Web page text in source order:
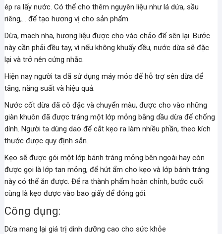
ép ra lấy nước. Có thể cho thêm nguyên liệu như lá dứa, sầu
riêng,… để tạo hương vị cho sản phẩm.
Dừa, mạch nha, hương liệu được cho vào chảo để sên lại. Bước
này cần phải đều tay, vì nếu không khuấy đều, nước dừa sẽ đặc
lại và trở nên cứng nhắc.
Hiện nay người ta đã sử dụng máy móc để hỗ trợ sên dừa để
tăng, năng suất và hiệu quả.
Nước cốt dừa đã cô đặc và chuyển màu, được cho vào những
giàn khuôn đã được tráng một lớp mỏng bằng dầu dừa để chống
dính. Người ta dùng dao để cắt kẹo ra làm nhiều phần, theo kích
thước được quy định sẵn.
Kẹo sẽ được gói một lớp bánh tráng mỏng bên ngoài hay còn
được gọi là lớp tan mỏng, để hút ẩm cho kẹo và lớp bánh tráng
này có thể ăn được. Để ra thành phẩm hoàn chỉnh, bước cuối
cùng là kẹo được vào bao giấy để đóng gói.
Công dụng:
Dừa mang lại giá trị dinh dưỡng cao cho sức khỏe